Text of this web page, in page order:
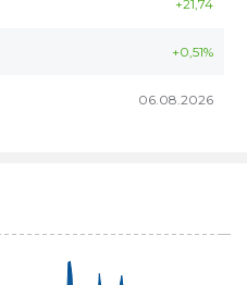
+21,74
+0,51%
06.08.2026